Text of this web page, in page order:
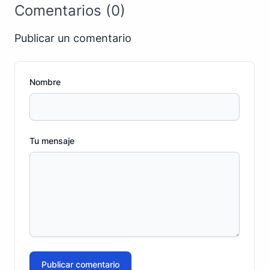
Comentarios (0)
Publicar un comentario
Nombre
Tu mensaje
Publicar comentario